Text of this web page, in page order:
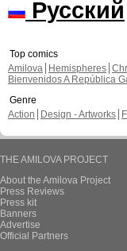
Русский
Top comics
Amilova
Hemispheres
Bienvenidos A República
Genre
Action
Design - Artworks
THE AMILOVA PROJECT
About the Amilova Project
Press Reviews
Press kit
Banners
Advertise
Official Partners